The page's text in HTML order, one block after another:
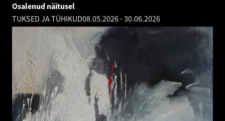
Osalenud näitusel
TUKSED JA TÜHIKUD08.05.2026-30.06.2026